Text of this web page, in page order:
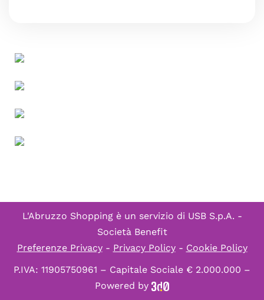
L'Abruzzo Shopping è un servizio di USB S.p.A. -
Società Benefit
Preferenze Privacy- Privacy Policy- Cookie Policy
P.IVA: 11905750961 – Capitale Sociale € 2.000.000 –
Powered by